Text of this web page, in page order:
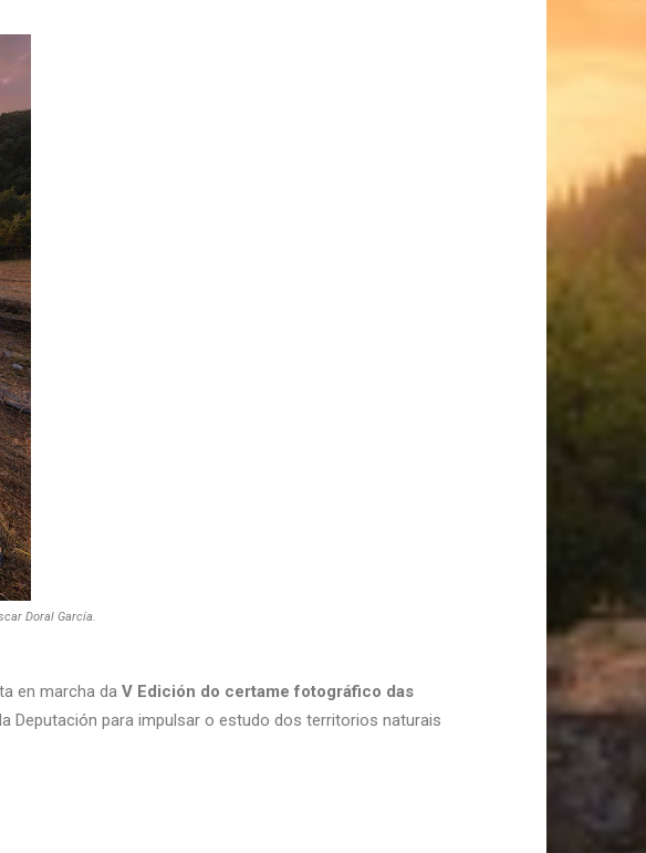
Doral García.
en marcha da V Edición do certame fotográfico das
Deputación para impulsar o estudo dos territorios naturais